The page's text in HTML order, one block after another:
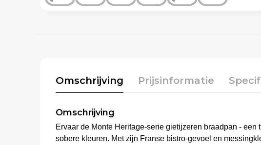
Omschrijving Prijsinformatie
Omschrijving
Ervaar de Monte Heritage-serie gietijzeren braadpan -
sobere kleuren. Met zijn Franse bistro-gevoel en